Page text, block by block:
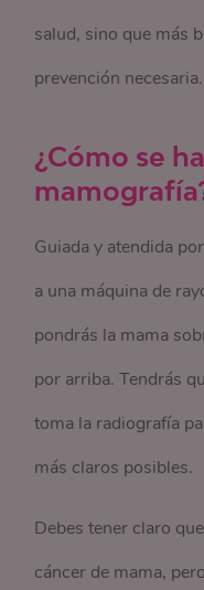
salud, sino que más
prevención necesaria.
¿Cómo se
Guiada y atendida
a una máquina de
pondrás la mama
por arriba. Tendrás
toma la radiografía
más claros posibles.
Debes tener claro
cáncer de mama,